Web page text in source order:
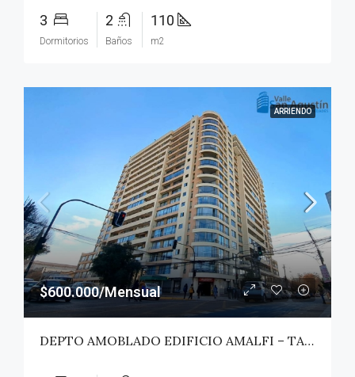
3
Dormitorios
2
Baños
110
m2
ARRIENDO
$600.000/Mensual
DEPTO AMOBLADO EDIFICIO AMALFI – TALCA